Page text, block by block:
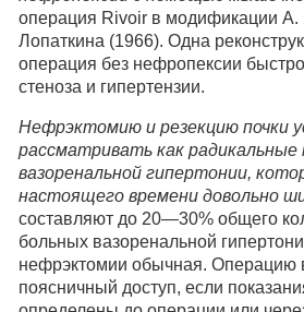
операция Rivoir в модификации
Лопаткина (1966). Одна
операция без нефропексии
стеноза и гипертензии.
Нефрэктомию и резекцию почки
рассматривать как
вазоренальной гипертонии,
настоящего времени довольно
составляют до 20—30% общего
больных вазоренальной
нефрэктомии обычная. Операцию
поясничный доступ, если